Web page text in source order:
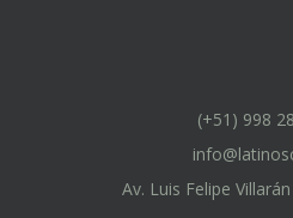
(+51) 998
Av. Luis Felipe